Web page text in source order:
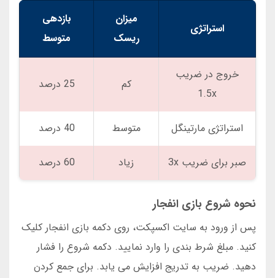
استراتژی
میزان
ریسک
بازدهی
متوسط
خروج در ضریب
1.5x
کم 25 درصد
استراتژی مارتینگل متوسط 40 درصد
صبر برای ضریب 3x زیاد 60 درصد
نحوه شروع بازی انفجار
پس از ورود به سایت اکسپکت، روی دکمه بازی انفجار کلیک
کنید. مبلغ شرط بندی را وارد نمایید. دکمه شروع را فشار
دهید. ضریب به تدریج افزایش می یابد. برای جمع کردن